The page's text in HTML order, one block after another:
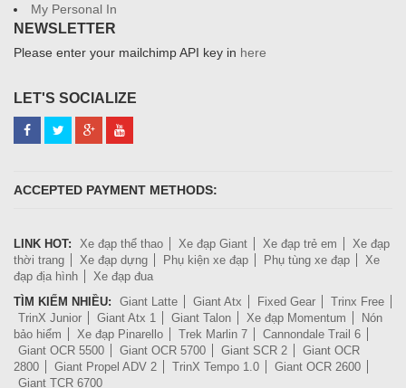
My Personal In
NEWSLETTER
Please enter your mailchimp API key in here
LET'S SOCIALIZE
ACCEPTED PAYMENT METHODS:
LINK HOT: Xe đạp thể thao Xe đạp Giant Xe đạp trẻ em
Xe đạp
thời trang
Xe đạp dựng Phụ kiện xe đạp Phụ tùng xe đạp
Xe
đạp địa hình
Xe đạp đua
TÌM KIẾM NHIỀU:
Giant Latte Giant Atx Fixed Gear
Trinx Free
TrinX Junior
Giant Atx 1 Giant Talon Xe đạp Momentum
Nón
bảo hiểm
Xe đạp Pinarello Trek Marlin 7
Cannondale Trail 6
Giant OCR 5500
Giant OCR 5700 Giant SCR 2
Giant OCR
2800
Giant Propel ADV 2 TrinX Tempo 1.0
Giant OCR 2600
Giant TCR 6700